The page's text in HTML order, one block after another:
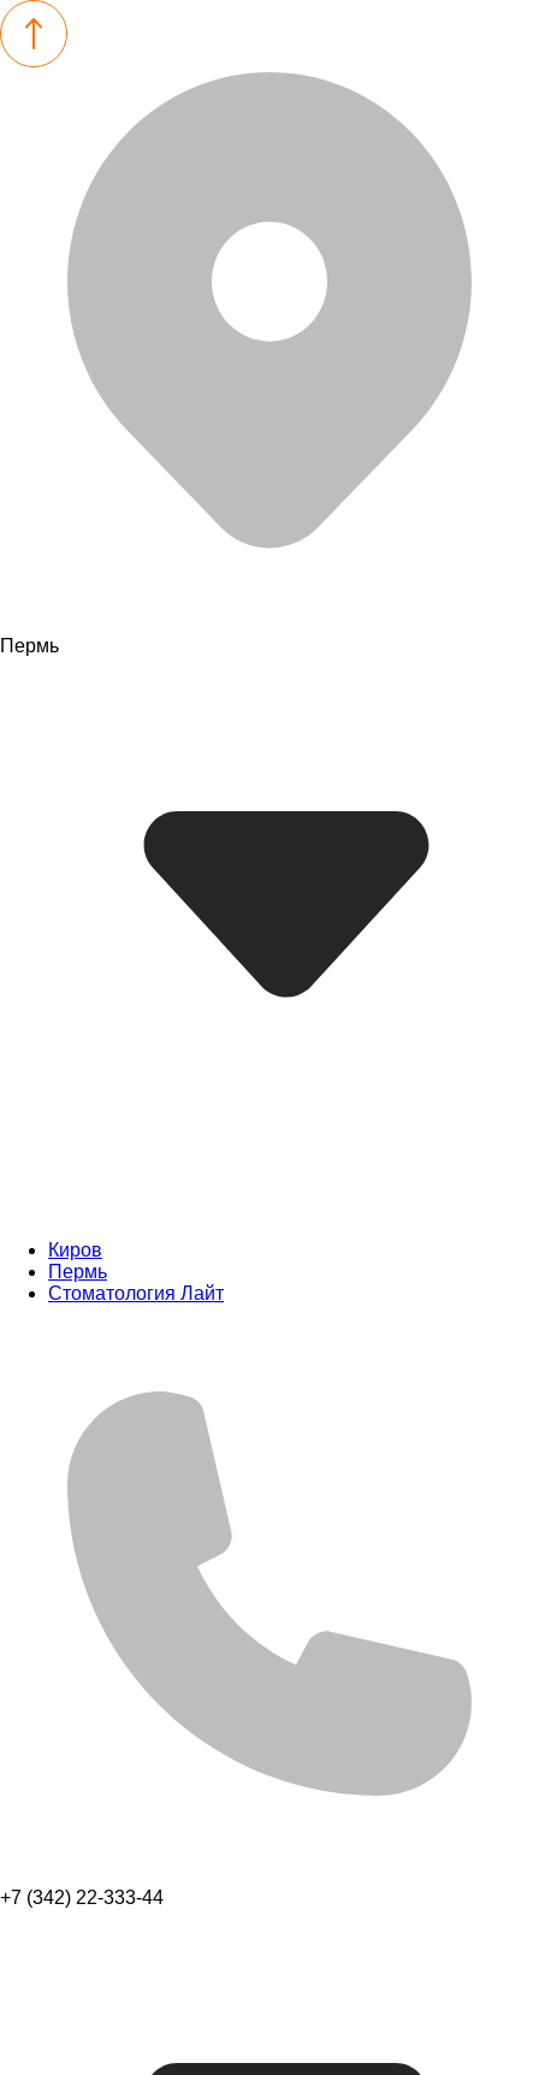
Пермь
Киров
Пермь
Стоматология Лайт
+7 (342) 22-333-44